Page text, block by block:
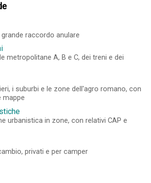
raccordo anulare
metropolitane A, B e C, dei treni e dei
i suburbi e le zone dell'agro romano, con
mappe
urbanistica in zone, con relativi CAP e
privati e per camper